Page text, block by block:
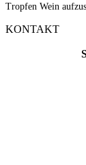
Tropfen Wein
KONTAKT